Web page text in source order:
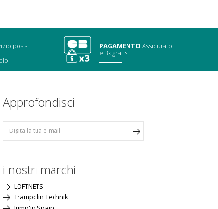
post-
PAGAMENTO Assicurato
e 3x gratis
Approfondisci
i nostri marchi
LOFTNETS
Trampolin Technik